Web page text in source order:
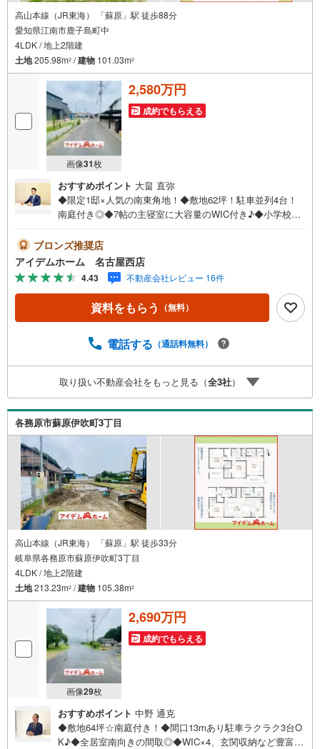
高山本線（JR東海） 「蘇原」駅 徒歩88分
愛知県江南市鹿子島町中
4LDK / 地上2階建
土地205.98m2 /建物 101.03m2
画像31枚
2,580万円
成約でもらえる
おすすめポイント 大畠 直弥
◆限定1邸×人気の南東角地！◆敷地62坪！駐車並列4台！
南庭付き◎◆7帖の主寝室に大容量のWIC付き♪◆小学校ま
評価付き☆◆地震に強い耐震等級3取得☆◆草井小学校まで
500m◆北部中学校まで1400m□■□■物件のご案内について■
□■□＜本日見学OK！＞希望日時が決まりましたらご相談下
さい。年中無休でご案内致します（年末年始を除く）水曜
日もご案内可能！お仕事終わりでもご案内致します。ご相
談下さい。□■□■店舗について■□■□店舗内にキッズルーム
ご利用下さい。□■□■ローンのご相談について■□■□物件選
い。経験豊富なスタッフがお応え致します。スタッフ一
同、お客様の住まい探しを全力でサポートさせて頂きま
す。お気軽にお問合せ下さい！
ブロンズ推奨店
アイデムホーム 名古屋西店
4.43 不動産会社レビュー 16件
資料をもらう （無料）
電話する （通話料無料）
取り扱い不動産会社をもっと見る（全3社）
各務原市蘇原伊吹町3丁目
高山本線（JR東海） 「蘇原」駅 徒歩33分
岐阜県各務原市蘇原伊吹町3丁目
4LDK / 地上2階建
土地213.23m2 /建物 105.38m2
画像29枚
2,690万円
成約でもらえる
おすすめポイント 中野 通克
◆敷地64坪☆南庭付き！◆間口13mあり駐車ラクラク3台O
K♪◆全居室南向きの間取◎◆WIC×4、玄関収納など豊富な